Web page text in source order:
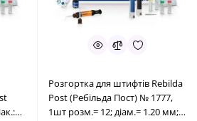
Розгортка для штифтів Rebilda
Post (Ребільда Пост) № 1777,
1шт розм.= 12; діам.= 1.20 мм;